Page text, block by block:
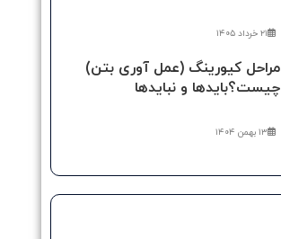
۲۱ خرداد ۱۴۰۵
مراحل کیورینگ (عمل آوری بتن)
چیست؟بایدها و نبایدها
۱۳ بهمن ۱۴۰۴